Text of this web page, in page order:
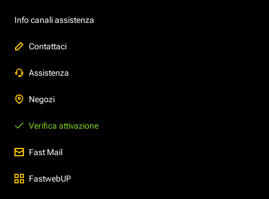
Info canali assistenza
Contattaci
Assistenza
Negozi
Verifica attivazione
Fast Mail
FastwebUP